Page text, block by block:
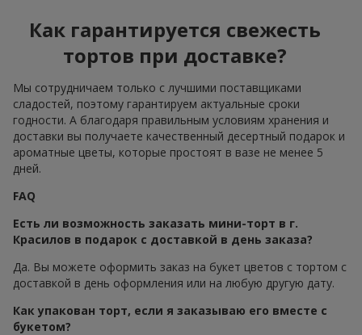
Как гарантируется свежесть
тортов при доставке?
Мы сотрудничаем только с лучшими поставщиками
сладостей, поэтому гарантируем актуальные сроки
годности. А благодаря правильным условиям хранения и
доставки вы получаете качественный десертный подарок и
ароматные цветы, которые простоят в вазе не менее 5
дней.
FAQ
Есть ли возможность заказать мини-торт в г.
Красилов в подарок с доставкой в день заказа?
Да. Вы можете оформить заказ на букет цветов с тортом с
доставкой в день оформления или на любую другую дату.
Как упакован торт, если я заказываю его вместе с
букетом?